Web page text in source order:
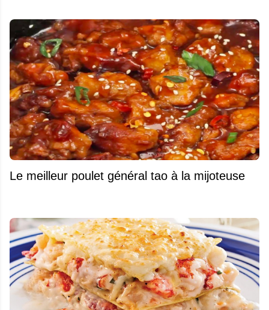
Le meilleur poulet général tao à la mijoteuse